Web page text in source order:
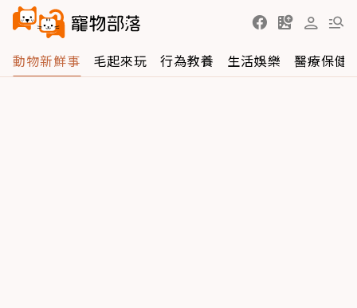
動物新鮮事 毛起來玩 行為教養 生活娛樂 醫療保健